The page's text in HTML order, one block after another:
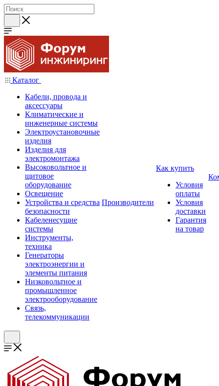
Каталог
Кабели, провода и
аксессуары
Климатические и
инженерные системы
Электроустановочные
изделия
Изделия для
электромонтажа
Высоковольтное и
щитовое
оборудование
Освещение
Устройства и средства
безопасности
Кабеленесущие
системы
Инструменты,
техника
Генераторы
электроэнергии и
элементы питания
Низковольтное и
промышленное
электрооборудование
Связь,
телекоммуникации
Производители
Как купить
Условия
оплаты
Условия
доставки
Гарантия
на товар